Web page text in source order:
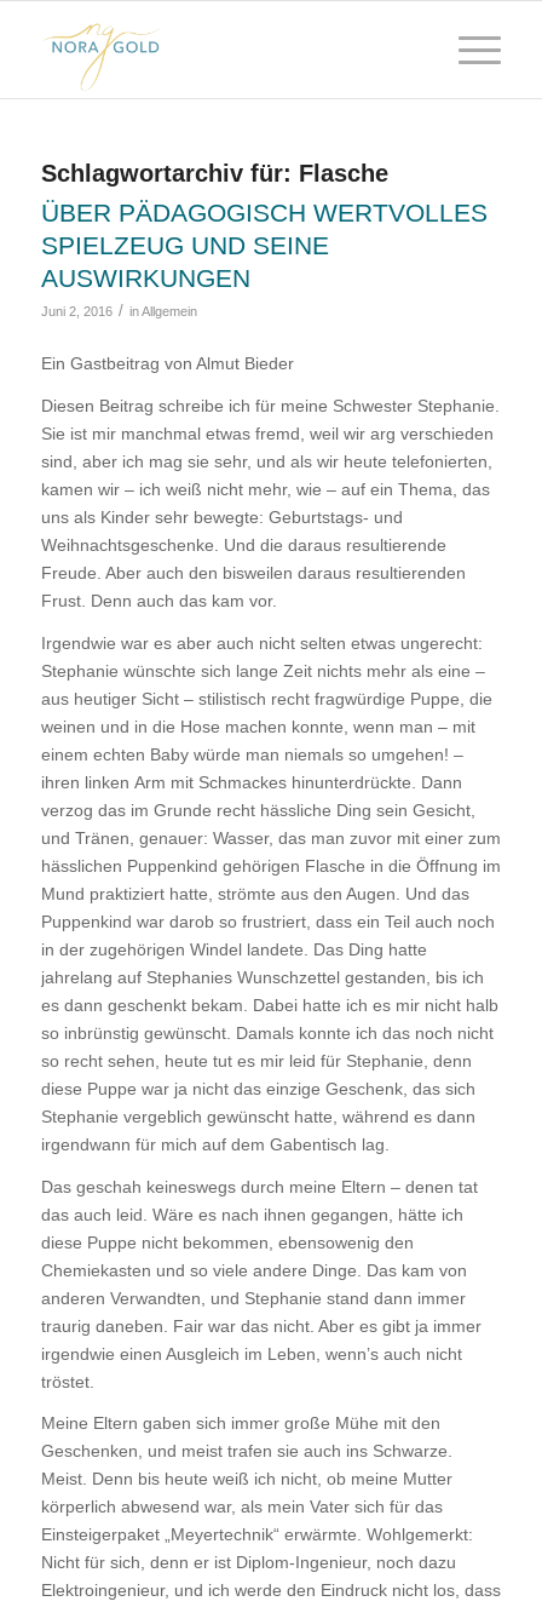
Schlagwortarchiv für: Flasche
ÜBER PÄDAGOGISCH WERTVOLLES
SPIELZEUG UND SEINE
AUSWIRKUNGEN
Juni 2, 2016 / inAllgemein
Ein Gastbeitrag von Almut Bieder
Diesen Beitrag schreibe ich für meine Schwester Stephanie.
Sie ist mir manchmal etwas fremd, weil wir arg verschieden
sind, aber ich mag sie sehr, und als wir heute telefonierten,
kamen wir – ich weiß nicht mehr, wie – auf ein Thema, das
uns als Kinder sehr bewegte: Geburtstags- und
Weihnachtsgeschenke. Und die daraus resultierende
Freude. Aber auch den bisweilen daraus resultierenden
Frust. Denn auch das kam vor.
Irgendwie war es aber auch nicht selten etwas ungerecht:
Stephanie wünschte sich lange Zeit nichts mehr als eine –
aus heutiger Sicht – stilistisch recht fragwürdige Puppe, die
weinen und in die Hose machen konnte, wenn man – mit
einem echten Baby würde man niemals so umgehen! –
ihren linken Arm mit Schmackes hinunterdrückte. Dann
verzog das im Grunde recht hässliche Ding sein Gesicht,
und Tränen, genauer: Wasser, das man zuvor mit einer zum
hässlichen Puppenkind gehörigen Flasche in die Öffnung im
Mund praktiziert hatte, strömte aus den Augen. Und das
Puppenkind war darob so frustriert, dass ein Teil auch noch
in der zugehörigen Windel landete. Das Ding hatte
jahrelang auf Stephanies Wunschzettel gestanden, bis ich
es dann geschenkt bekam. Dabei hatte ich es mir nicht halb
so inbrünstig gewünscht. Damals konnte ich das noch nicht
so recht sehen, heute tut es mir leid für Stephanie, denn
diese Puppe war ja nicht das einzige Geschenk, das sich
Stephanie vergeblich gewünscht hatte, während es dann
irgendwann für mich auf dem Gabentisch lag.
Das geschah keineswegs durch meine Eltern – denen tat
das auch leid. Wäre es nach ihnen gegangen, hätte ich
diese Puppe nicht bekommen, ebensowenig den
Chemiekasten und so viele andere Dinge. Das kam von
anderen Verwandten, und Stephanie stand dann immer
traurig daneben. Fair war das nicht. Aber es gibt ja immer
irgendwie einen Ausgleich im Leben, wenn’s auch nicht
tröstet.
Meine Eltern gaben sich immer große Mühe mit den
Geschenken, und meist trafen sie auch ins Schwarze.
Meist. Denn bis heute weiß ich nicht, ob meine Mutter
körperlich abwesend war, als mein Vater sich für das
Einsteigerpaket „Meyertechnik“ erwärmte. Wohlgemerkt:
Nicht für sich, denn er ist Diplom-Ingenieur, noch dazu
Elektroingenieur, und ich werde den Eindruck nicht los, dass